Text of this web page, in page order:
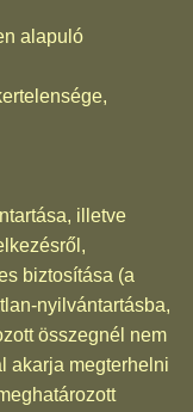
alapuló
illetve
biztosítása (a
nyilvántartásba,
összegnél nem
akarja megterhelni